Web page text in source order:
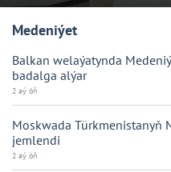
Medeniýet
Balkan welaýatynda
badalga alýar
2 aý öň
Moskwada
jemlendi
2 aý öň